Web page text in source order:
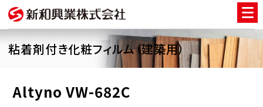
粘着剤付き化粧フィルム（建築用）
Altyno VW-682C